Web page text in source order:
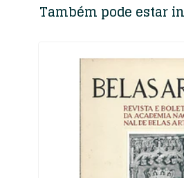
Também pode estar